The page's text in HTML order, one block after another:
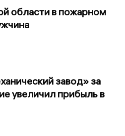
области в пожарном
завод» за
увеличил прибыль в